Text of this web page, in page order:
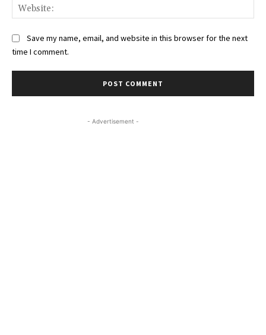
Save my name, email, and website in this browser for the next
time I comment.
- Advertisement -